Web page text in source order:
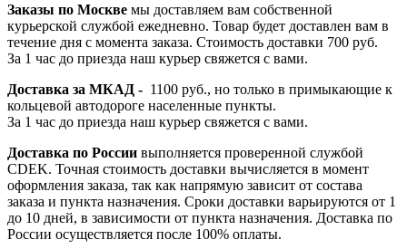
Заказы по Москве мы доставляем вам собственной
курьерской службой ежедневно. Товар будет доставлен вам в
течение дня с момента заказа. Стоимость доставки 700 руб.
За 1 час до приезда наш курьер свяжется с вами.
Доставка за МКАД - 1100 руб., но только в примыкающие к
кольцевой автодороге населенные пункты.
За 1 час до приезда наш курьер свяжется с вами.
Доставка по России выполняется проверенной службой
CDEK. Точная стоимость доставки вычисляется в момент
оформления заказа, так как напрямую зависит от состава
заказа и пункта назначения. Сроки доставки варьируются от 1
до 10 дней, в зависимости от пункта назначения. Доставка по
России осуществляется после 100% оплаты.